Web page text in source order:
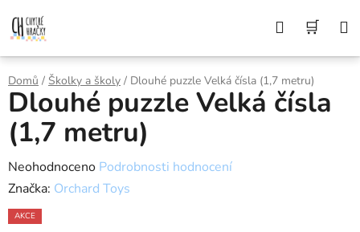
na
obsah
Z DŮVODU DOVOLENÉ BUDEME VAŠE
OBJEDNÁVKY ODESÍLAT AŽ 10. 8. DĚKUJEME
ZA POCHOPENÍ A PŘEJEME KRÁSNÉ LÉTO🌞
Hledat
Domů / Školky a školy / Dlouhé puzzle Velká čísla (1,7 metru)
Dlouhé puzzle Velká čísla
(1,7 metru)
Průměrné
hodnocení
produktu
Neohodnoceno Podrobnosti hodnocení
Značka: Orchard Toys
AKCE